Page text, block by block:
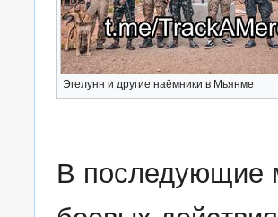
Эгелунн и другие наёмники в Мьянме
В последующие